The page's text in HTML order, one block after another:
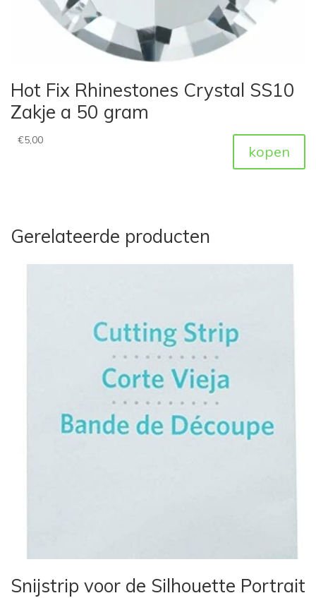
Hot Fix Rhinestones Crystal SS10
Zakje a 50 gram
€5,00
kopen
Gerelateerde producten
Snijstrip voor de Silhouette Portrait